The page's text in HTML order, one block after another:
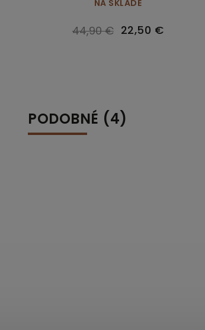
NA SKLADE
44,90 € 22,50 €
PODOBNÉ (4)